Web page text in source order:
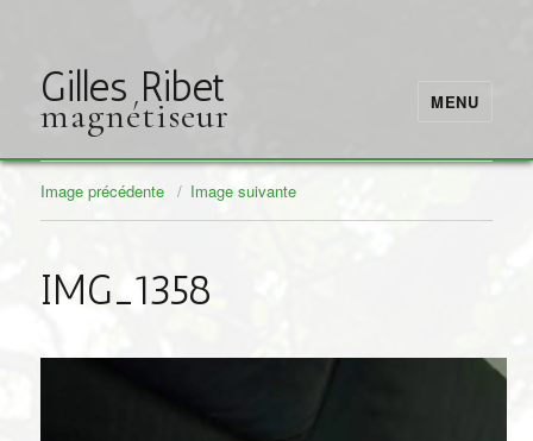
Gilles Ribet
magnétiseur MENU
Image précédente Image suivante
IMG_1358